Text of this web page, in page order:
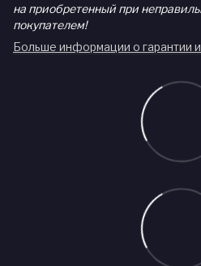
на приобретенный при
покупателем!
Больше информации о гарантии